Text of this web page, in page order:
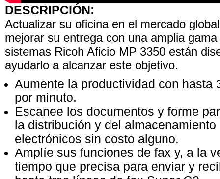
DESCRIPCIÓN:
Actualizar su oficina en el mercado
mejorar su entrega con una amplia
sistemas Ricoh Aficio MP 3350 están
ayudarlo a alcanzar este objetivo.
Aumente la productividad con hasta
por minuto.
Escanee los documentos y forme
la distribución y del
electrónicos sin costo alguno.
Amplíe sus funciones de fax y, a la
tiempo que precisa para enviar y